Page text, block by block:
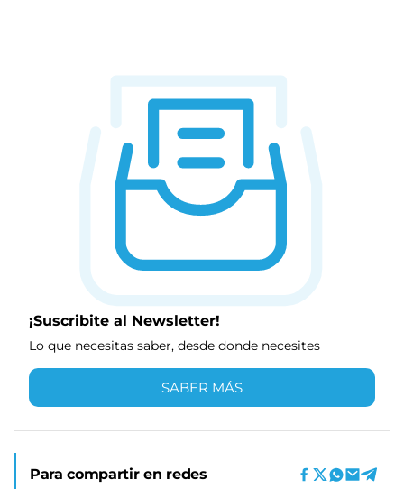
¡Suscribite al Newsletter!
Lo que necesitas saber, desde donde necesites
SABER MÁS
Para compartir en redes